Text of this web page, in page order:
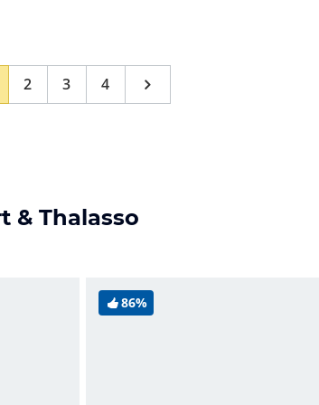
2 3 4
& Thalasso
86%